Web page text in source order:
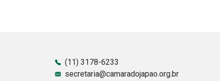
(11) 3178-6233
secretaria@camaradojapao.org.br